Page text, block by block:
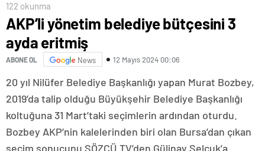
122 okunma
AKP’li yönetim belediye bütçesini 3
ayda eritmiş
ABONE OL News 12 Mayıs 2024 00:06
20 yıl Nilüfer Belediye Başkanlığı yapan Murat Bozbey,
2019’da talip olduğu Büyükşehir Belediye Başkanlığı
koltuğuna 31 Mart’taki seçimlerin ardından oturdu.
Bozbey AKP’nin kalelerinden biri olan Bursa’dan çıkan
seçim sonucunu SÖZCÜ TV’den Gülinay Selçuk’a